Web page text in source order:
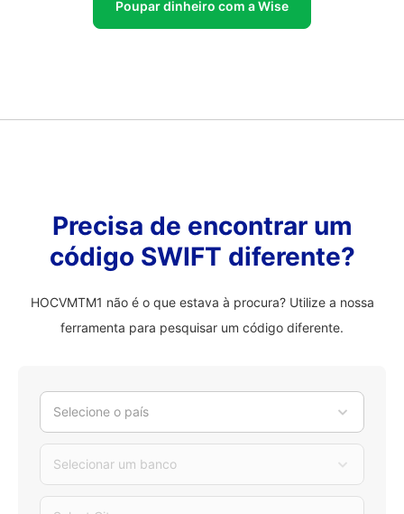
Poupar dinheiro com a Wise
Precisa de encontrar um
código SWIFT diferente?
HOCVMTM1 não é o que estava à procura? Utilize a nossa
ferramenta para pesquisar um código diferente.
Selecione o país
Selecionar um banco